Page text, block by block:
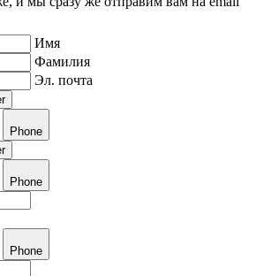
Имя
Фамилия
Эл. почта
Phone
Phone
Phone